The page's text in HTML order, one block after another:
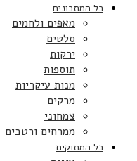
כל המתכונים
מאפים ולחמים
סלטים
ירקות
תוספות
מנות עיקריות
מרקים
צמחוני
ממרחים ורטבים
כל המתוקים